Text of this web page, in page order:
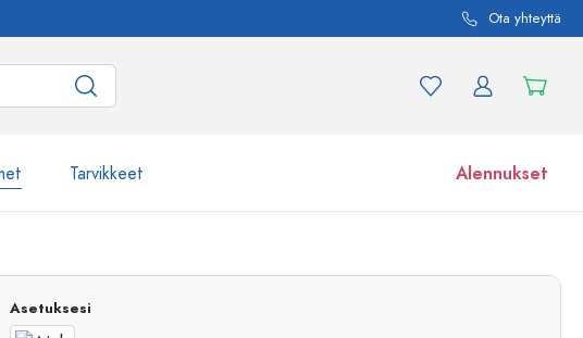
Ota yhteyttä
Tarvikkeet Alennukset
Lasipurkit
Asetuksesi